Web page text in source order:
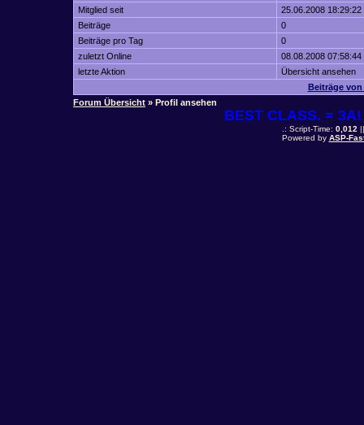
Mitglied seit
25.06.2008 18:29:22
Beiträge
0
Beiträge pro Tag
0
zuletzt Online
08.08.2008 07:58:44
letzte Aktion
Übersicht ansehen
Beiträge
Forum Übersicht » Profil ansehen
BEST CLASS. =
.: Script-Time: 0,012
Powered by ASP-